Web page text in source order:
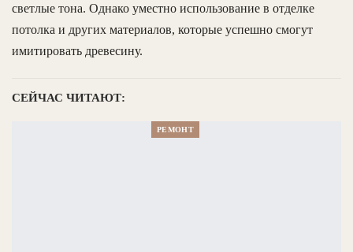
светлые тона. Однако уместно использование в отделке
потолка и других материалов, которые успешно смогут
имитировать древесину.
СЕЙЧАС ЧИТАЮТ:
РЕМОНТ